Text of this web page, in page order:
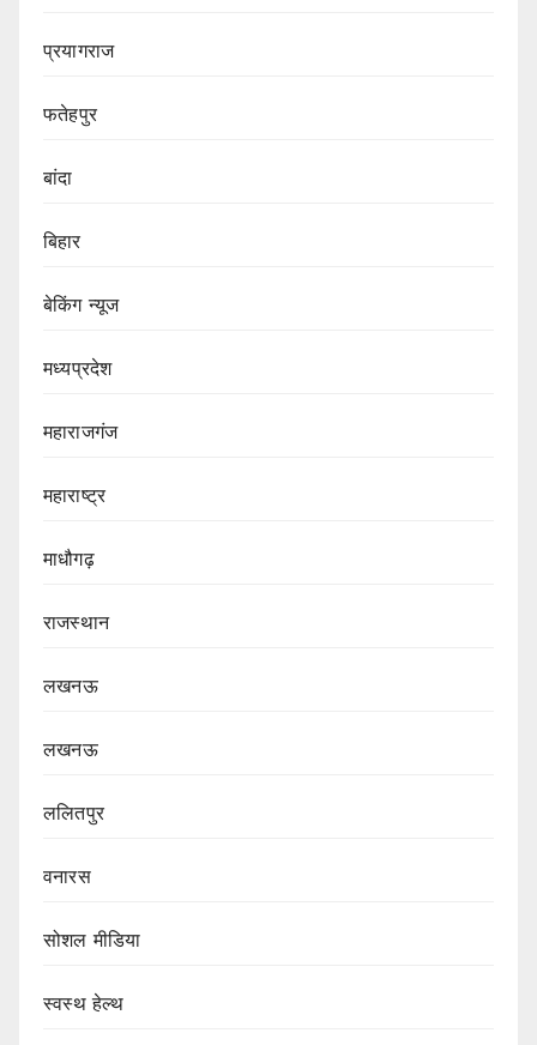
प्रयागराज
फतेहपुर
बांदा
बिहार
बेकिंग न्यूज
मध्यप्रदेश
महाराजगंज
महाराष्ट्र
माधौगढ़
राजस्थान
लखनऊ
लखनऊ
ललितपुर
वनारस
सोशल मीडिया
स्वस्थ हेल्थ